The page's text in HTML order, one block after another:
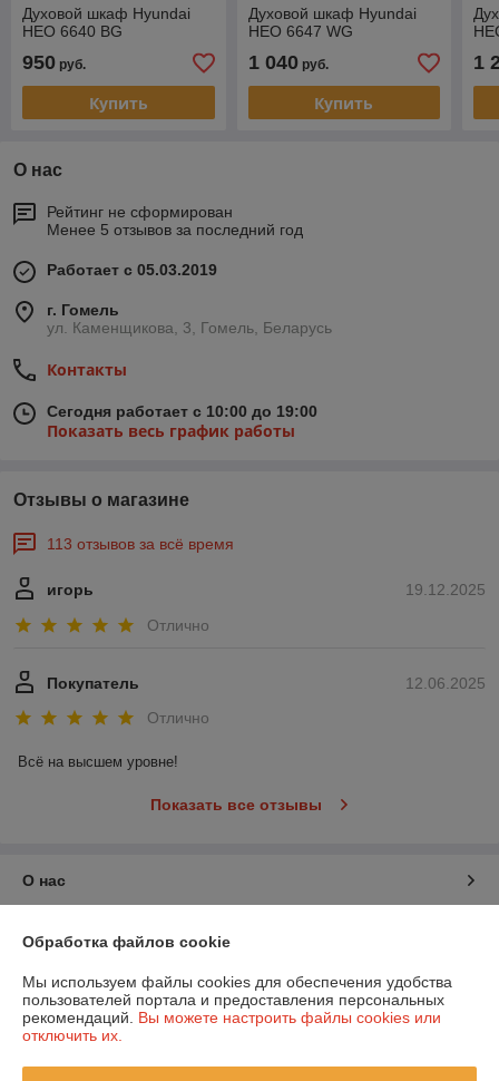
Духовой шкаф Hyundai
HEO 6640 BG
950 руб.
Купить
Духовой шкаф Hyundai
HEO 6647 WG
1 040руб.
Купить
1
О нас
Рейтинг не сформирован
Менее 5 отзывов за последний год
Работает с 05.03.2019
г. Гомель
ул. Каменщикова, 3, Гомель, Беларусь
Контакты
Сегодня работает с 10:00 до 19:00
Показать весь график работы
Отзывы о магазине
113 отзывов за всё время
19.12.2025
игорь
Отлично
12.06.2025
Покупатель
Отлично
Всё на высшем уровне!
Показать все отзывы
О нас
Контакты
Доставка и оплата
График работы
Обработка файлов cookie
Мы используем файлы cookies для обеспечения удобства
пользователей портала и предоставления персональных
рекомендаций. Вы можете настроить файлы cookies или
отключить их.